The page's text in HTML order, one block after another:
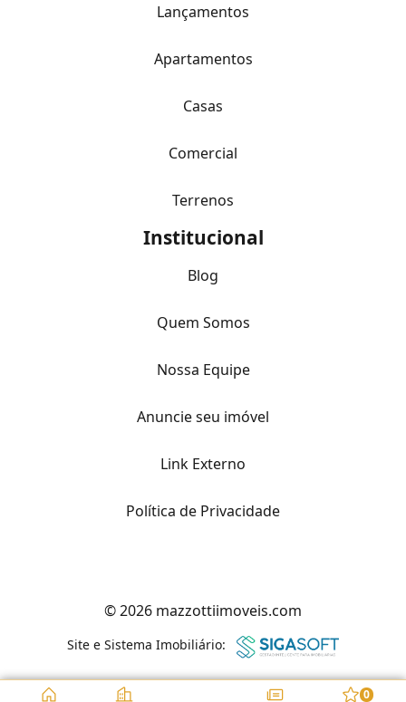
Lançamentos
Apartamentos
Casas
Comercial
Terrenos
Institucional
Blog
Quem Somos
Nossa Equipe
Anuncie seu imóvel
Link Externo
Política de Privacidade
© 2026 mazzottiimoveis.com
Site e Sistema Imobiliário:
0